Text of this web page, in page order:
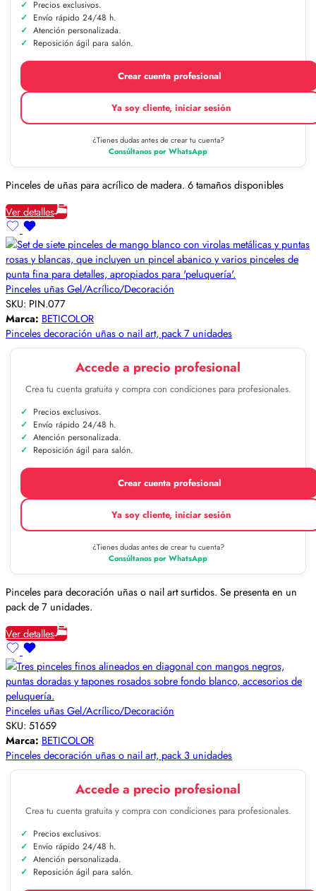
Precios exclusivos.
Envío rápido 24/48 h.
Atención personalizada.
Reposición ágil para salón.
Crear cuenta profesional
Ya soy cliente, iniciar sesión
¿Tienes dudas antes de crear tu cuenta?
Consúltanos por WhatsApp
Pinceles de uñas para acrílico de madera. 6 tamaños disponibles
Ver detalles
Pinceles uñas Gel/Acrílico/Decoración
SKU: PIN.077
Marca: BETICOLOR
Pinceles decoración uñas o nail art, pack 7 unidades
Accede a precio profesional
Crea tu cuenta gratuita y compra con condiciones para profesionales.
Precios exclusivos.
Envío rápido 24/48 h.
Atención personalizada.
Reposición ágil para salón.
Crear cuenta profesional
Ya soy cliente, iniciar sesión
¿Tienes dudas antes de crear tu cuenta?
Consúltanos por WhatsApp
Pinceles para decoración uñas o nail art surtidos. Se presenta en un
pack de 7 unidades.
Ver detalles
Pinceles uñas Gel/Acrílico/Decoración
SKU: 51659
Marca: BETICOLOR
Pinceles decoración uñas o nail art, pack 3 unidades
Accede a precio profesional
Crea tu cuenta gratuita y compra con condiciones para profesionales.
Precios exclusivos.
Envío rápido 24/48 h.
Atención personalizada.
Reposición ágil para salón.